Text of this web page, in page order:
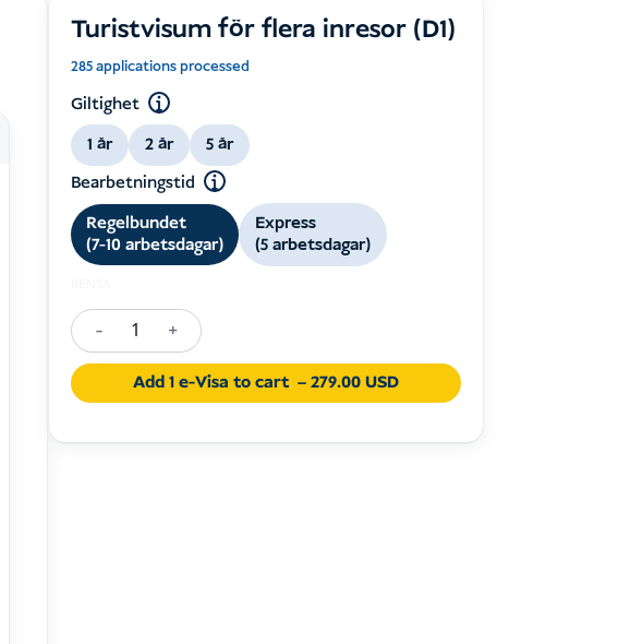
Turistvisum för flera inresor (D1)
285 applications processed
Giltighet
1 år
2 år
5 år
Bearbetningstid
Regelbundet
(7-10 arbetsdagar)
Express
(5 arbetsdagar)
-
Multiple-
Entry
Tourist
+
Add 1 e-Visa to cart – 279.00 USD